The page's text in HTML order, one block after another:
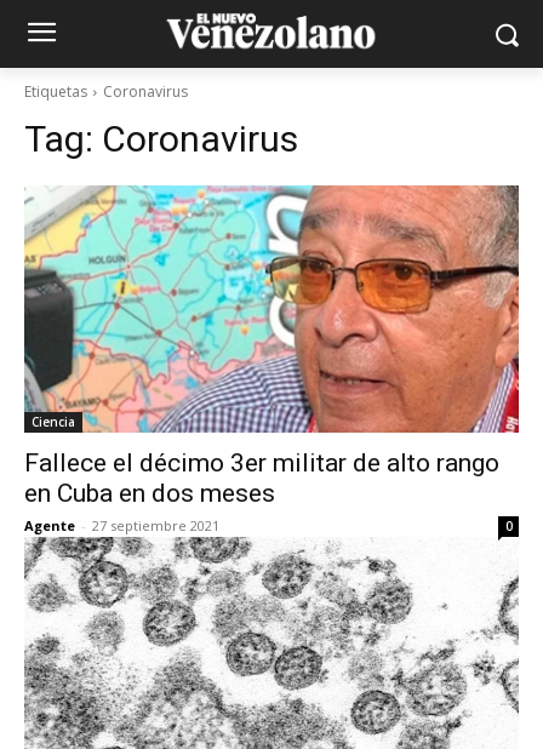
Etiquetas Coronavirus
Tag: Coronavirus
Ciencia
Fallece el décimo 3er militar de alto rango
en Cuba en dos meses
Agente - 27 septiembre 2021 0